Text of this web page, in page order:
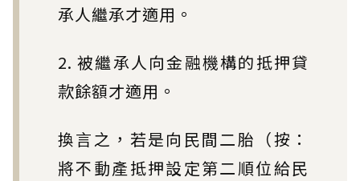
承人繼承才適用。
2. 被繼承人向金融機構的抵押貸
款餘額才適用。
換言之，若是向民間二胎（按：
將不動產抵押設定第二順位給民